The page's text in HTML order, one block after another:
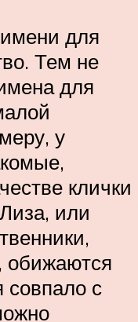
для
Тем не
для
у
клички
или
обижаются
с